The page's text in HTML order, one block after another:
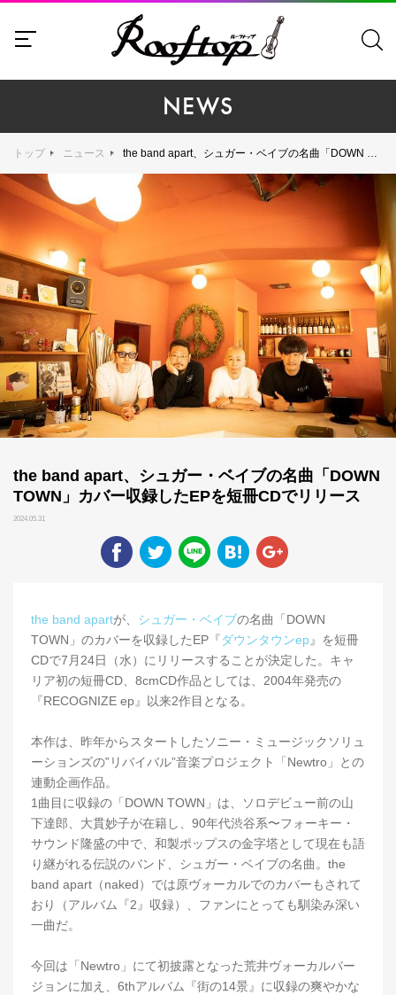
NEWS
トップ ニュース the band apart、シュガー・ベイブの名曲「DOWN TOWN」カバー収録したEPを短冊CDでリリース
the band apart、シュガー・ベイブの名曲「DOWN
TOWN」カバー収録したEPを短冊CDでリリース
2024.05.31
the band apartが、 シュガー・ベイブの名曲「DOWN
TOWN」のカバーを収録したEP『ダウンタウンep』を短冊
CDで7月24日（水）にリリースすることが決定した。キャ
リア初の短冊CD、8cmCD作品としては、2004年発売の
『RECOGNIZE ep』以来2作目となる。
本作は、昨年からスタートしたソニー・ミュージックソリュ
ーションズの‟リバイバル”音楽プロジェクト「Newtro」との
連動企画作品。
1曲目に収録の「DOWN TOWN」は、ソロデビュー前の山
下達郎、大貫妙子が在籍し、90年代渋谷系〜フォーキー・
サウンド隆盛の中で、和製ポップスの金字塔として現在も語
り継がれる伝説のバンド、シュガー・ベイブの名曲。the
band apart（naked）では原ヴォーカルでのカバーもされて
おり（アルバム『2』収録）、ファンにとっても馴染み深い
一曲だ。
今回は「Newtro」にて初披露となった荒井ヴォーカルバー
ジョンに加え、6thアルバム『街の14景』に収録の爽やかな